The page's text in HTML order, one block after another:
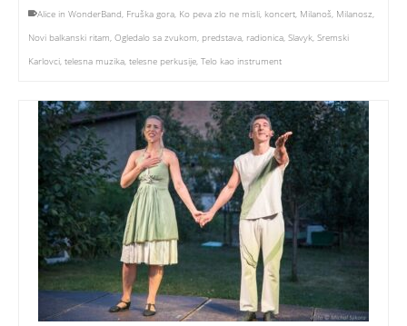
Alice in WonderBand, Fruška gora, Ko peva zlo ne misli, koncert, Milanoš, Milanosz,
Novi balkanski ritam, Ogledalo sa zvukom, predstava, radionica, Slavyk, Sremski
Karlovci, telesna muzika, telesne perkusije, Telo kao instrument